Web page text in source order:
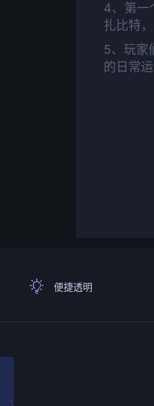
4、第一
扎比特
5、玩家
的日常
便捷透明